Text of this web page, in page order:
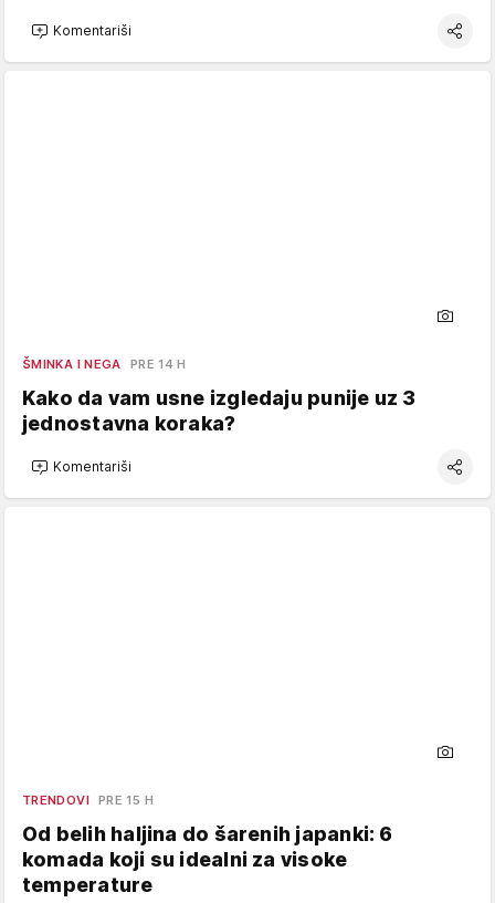
Komentariši
ŠMINKA I NEGA PRE 14 H
Kako da vam usne izgledaju punije uz 3
jednostavna koraka?
Komentariši
TRENDOVI PRE 15 H
Od belih haljina do šarenih japanki: 6
komada koji su idealni za visoke
temperature